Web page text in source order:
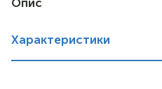
Характеристики